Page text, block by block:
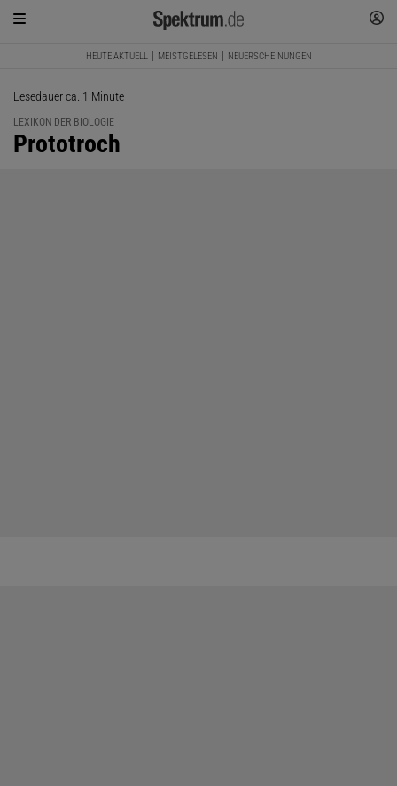
HEUTE AKTUELL MEISTGELESEN NEUERSCHEINUNGEN
Lesedauer ca. 1 Minute
LEXIKON DER BIOLOGIE
:
Prototroch